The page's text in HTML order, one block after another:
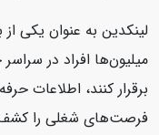
لینکدین به عنوان یکی از
میلیون‌ها افراد در
برقرار کنند، اطلاعات
فرصت‌های شغلی را کشف